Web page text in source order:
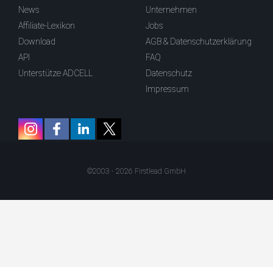
News
Affiliate-Lexikon
Download
API
Unterstütze ADCELL
Unternehmen
Jobs
AGB & Datenschutzerklärung
FAQ
Datenschutz
Impressum
©2003 - 2026 Firstlead GmbH